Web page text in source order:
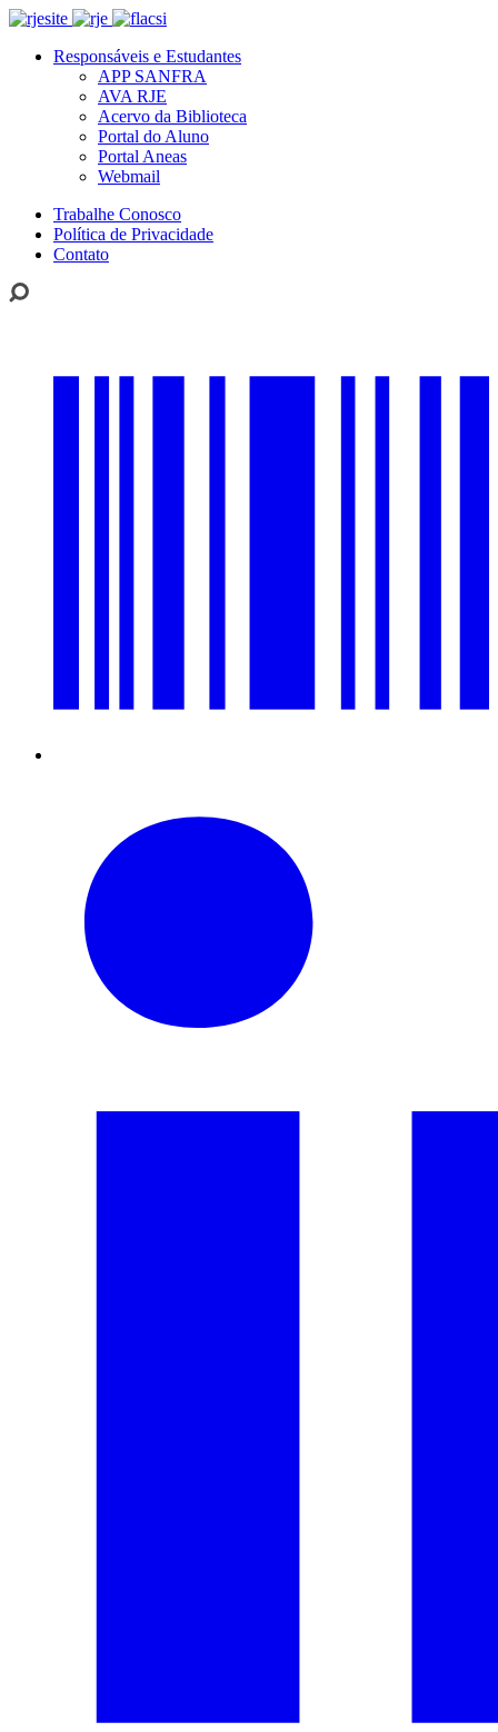
Responsáveis e Estudantes
APP SANFRA
AVA RJE
Acervo da Biblioteca
Portal do Aluno
Portal Aneas
Webmail
Trabalhe Conosco
Política de Privacidade
Contato